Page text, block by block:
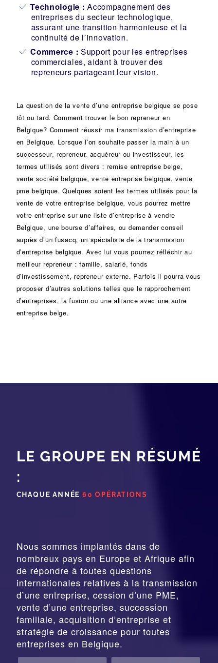
Technologie : Accompagnement des
entreprises du secteur technologique,
assurant une transition harmonieuse et la
continuité de l’innovation.
Commerce : Support pour les entreprises
commerciales, aidant à trouver des
repreneurs partageant leur vision.
La question de la vente d’une entreprise belgique se pose
tôt ou tard. Comment trouver le bon repreneur en
Belgique? Comment réussir ma transmission d’entreprise
en Belgique. Lorsque l’on souhaite passer la main à un
successeur, repreneur, acquéreur ou investisseur, les
termes utilisés sont divers : remise entreprise belge,
vente société belgique, vente entreprise belgique, vente
pme belgique. Quelques soient les termes utilisés pour la
vente de votre entreprise belgique, vous pourrez mettre
votre entreprise sur une liste d’entreprise à vendre
Belgique, unebourse d’affaires, ou demander conseil
auprès d’un fusacq, un spécialiste de latransmission
d’entreprise belgique. Avec lui vous pourrez réfléchir au
meilleur repreneur :famille, salarié, fonds
d’investissement, repreneur externe. Parfois il pourra vous
proposer d’autres solutions telles que le rapprochement
d’entreprises, lafusion ou unealliance avec une autre
entreprise belge.
LE GROUPE EN RÉSUMÉ
:
CHAQUE ANNÉE 60 OPÉRATIONS
Nous sommes implantés dans de
nombreux pays en Europe et Afrique afin
de répondre à toutes questions
internationales relatives à la transmission
d’une entreprise, cession d’une PME,
vente d’une entreprise, succession
familiale, acquisition d’entreprise et
stratégie de croissance pour toutes
entreprises en Belgique.